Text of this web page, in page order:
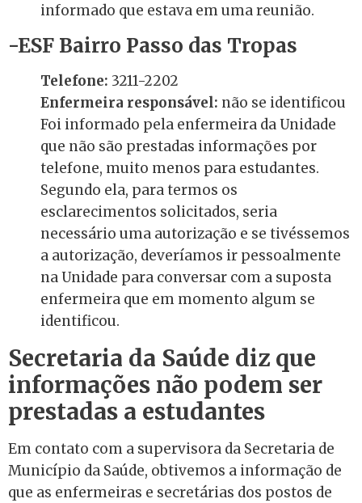
informado que estava em uma reunião.
-ESF Bairro Passo das Tropas
Telefone: 3211-2202
Enfermeira responsável: não se identificou
Foi informado pela enfermeira da Unidade
que não são prestadas informações por
telefone, muito menos para estudantes.
Segundo ela, para termos os
esclarecimentos solicitados, seria
necessário uma autorização e se tivéssemos
a autorização, deveríamos ir pessoalmente
na Unidade para conversar com a suposta
enfermeira que em momento algum se
identificou.
Secretaria da Saúde diz que
informações não podem ser
prestadas a estudantes
Em contato com a supervisora da Secretaria de
Município da Saúde, obtivemos a informação de
que as enfermeiras e secretárias dos postos de